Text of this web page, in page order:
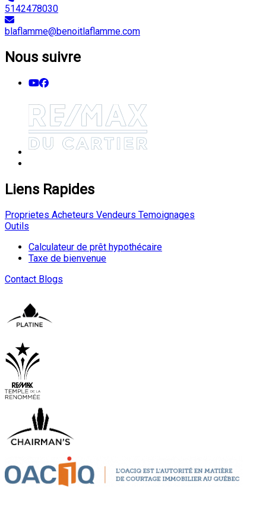
5142478030
blaflamme@benoitlaflamme.com
Nous suivre
Liens Rapides
Proprietes Acheteurs Vendeurs Temoignages
Outils
Calculateur de prêt hypothécaire
Taxe de bienvenue
Contact Blogs